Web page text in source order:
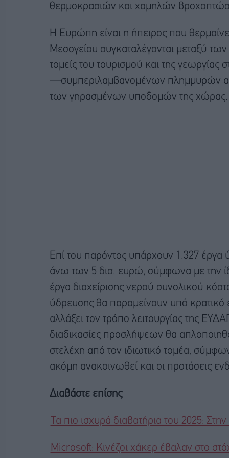
θερμοκρασιών και χαμηλών
Η Ευρώπη είναι η ήπειρος που
Μεσογείου συγκαταλέγονται μεταξύ
τομείς του τουρισμού και της
—συμπεριλαμβανομένων πλημμυρών
των γηρασμένων υποδομών της χώρας.
Επί του παρόντος υπάρχουν 1.327
άνω των 5 δισ. ευρώ, σύμφωνα με την
έργα διαχείρισης νερού συνολικού
ύδρευσης θα παραμείνουν υπό κρατικό
αλλάξει τον τρόπο λειτουργίας της
διαδικασίες προσλήψεων θα
στελέχη από τον ιδιωτικό τομέα,
ακόμη ανακοινωθεί και οι προτάσεις
Διαβάστε επίσης
Τα πιο ισχυρά διαβατήρια του 2025:
Microsoft: Κινέζοι χάκερ έβαλαν στο